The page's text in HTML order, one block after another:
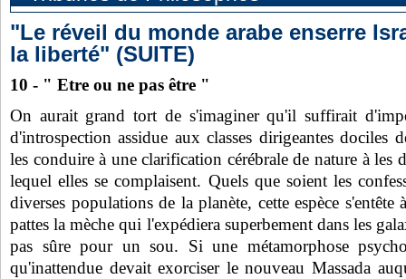
"Le réveil du monde arabe enserre
la liberté" (SUITE)
10 - " Etre ou ne pas être "
On aurait grand tort de s'imaginer qu'il suffirait
d'introspection assidue aux classes dirigeantes dociles
les conduire à une clarification cérébrale de nature à
lequel elles se complaisent. Quels que soient les
diverses populations de la planète, cette espèce s'entête
pattes la mèche qui l'expédiera superbement dans les
pas sûre pour un sou. Si une métamorphose
qu'inattendue devait exorciser le nouveau Massada